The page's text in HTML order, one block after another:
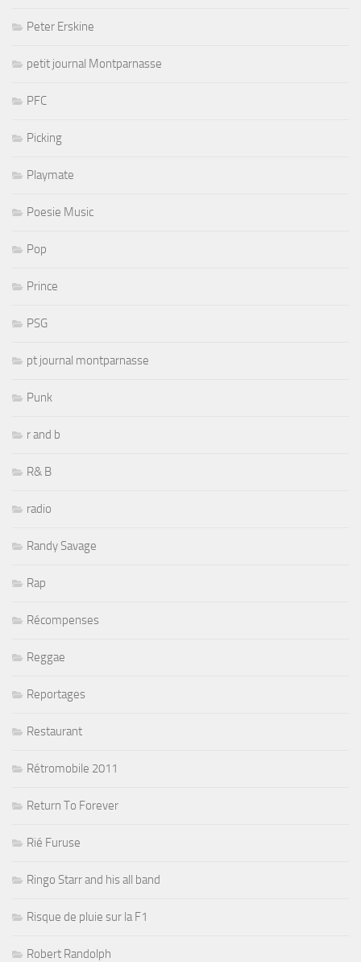
Peter Erskine
petit journal Montparnasse
PFC
Picking
Playmate
Poesie Music
Pop
Prince
PSG
pt journal montparnasse
Punk
r and b
R& B
radio
Randy Savage
Rap
Récompenses
Reggae
Reportages
Restaurant
Rétromobile 2011
Return To Forever
Rié Furuse
Ringo Starr and his all band
Risque de pluie sur la F1
Robert Randolph